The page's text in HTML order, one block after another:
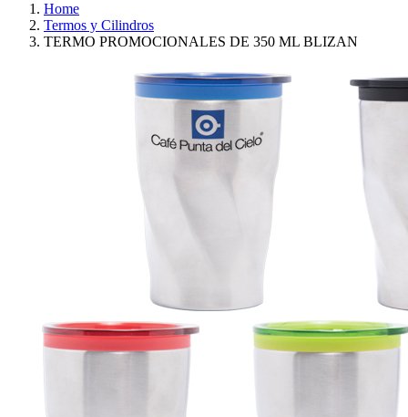
Home
Termos y Cilindros
TERMO PROMOCIONALES DE 350 ML BLIZAN